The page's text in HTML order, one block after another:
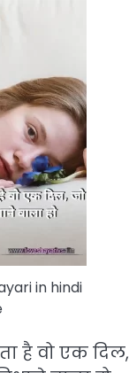
in hindi
है वो एक दिल,